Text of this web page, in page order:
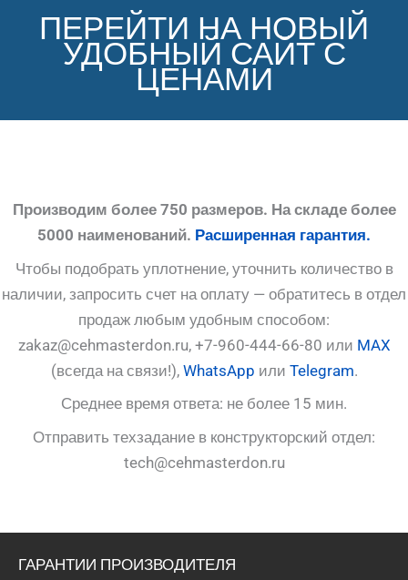
ПЕРЕЙТИ НА НОВЫЙ
УДОБНЫЙ САЙТ С
ЦЕНАМИ
Производим более 750 размеров. На складе более
5000 наименований. Расширенная гарантия.
Чтобы подобрать уплотнение, уточнить количество в
наличии, запросить счет на оплату — обратитесь в отдел
продаж любым удобным способом:
zakaz@cehmasterdon.ru, +7-960-444-66-80 или MAX
(всегда на связи!), WhatsApp или Telegram.
Среднее время ответа: не более 15 мин.
Отправить техзадание в конструкторский отдел:
tech@cehmasterdon.ru
ГАРАНТИИ ПРОИЗВОДИТЕЛЯ